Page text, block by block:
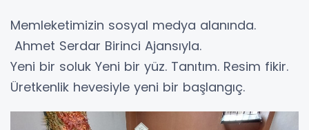
Memleketimizin sosyal medya alanında.
Ahmet Serdar Birinci Ajansıyla.
Yeni bir soluk Yeni bir yüz. Tanıtım. Resim fikir.
Üretkenlik hevesiyle yeni bir başlangıç.